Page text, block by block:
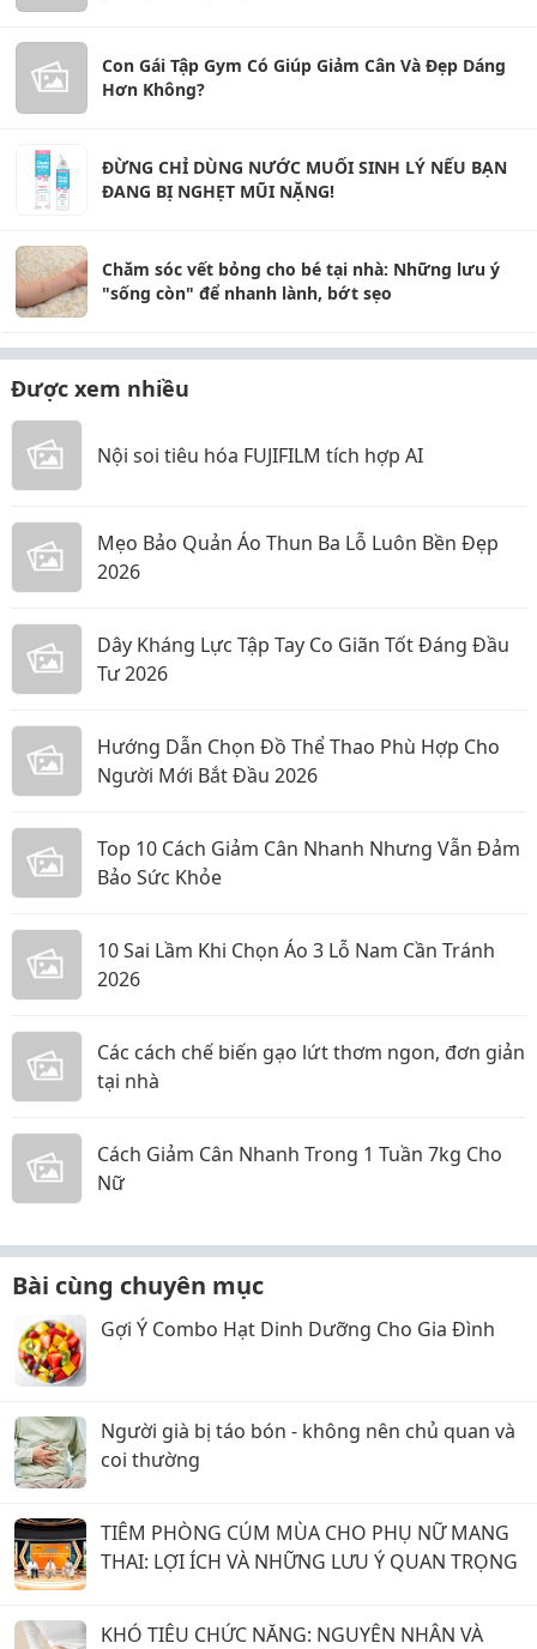
Con Gái Tập Gym Có Giúp Giảm Cân Và Đẹp Dáng
Hơn Không?
ĐỪNG CHỈ DÙNG NƯỚC MUỐI SINH LÝ NẾU BẠN
ĐANG BỊ NGHẸT MŨI NẶNG!
Chăm sóc vết bỏng cho bé tại nhà: Những lưu ý
"sống còn" để nhanh lành, bớt sẹo
Được xem nhiều
Nội soi tiêu hóa FUJIFILM tích hợp AI
Mẹo Bảo Quản Áo Thun Ba Lỗ Luôn Bền Đẹp
2026
Dây Kháng Lực Tập Tay Co Giãn Tốt Đáng Đầu
Tư 2026
Hướng Dẫn Chọn Đồ Thể Thao Phù Hợp Cho
Người Mới Bắt Đầu 2026
Top 10 Cách Giảm Cân Nhanh Nhưng Vẫn Đảm
Bảo Sức Khỏe
10 Sai Lầm Khi Chọn Áo 3 Lỗ Nam Cần Tránh
2026
Các cách chế biến gạo lứt thơm ngon, đơn giản
tại nhà
Cách Giảm Cân Nhanh Trong 1 Tuần 7kg Cho
Nữ
Bài cùng chuyên mục
Gợi Ý Combo Hạt Dinh Dưỡng Cho Gia Đình
Người già bị táo bón - không nên chủ quan và
coi thường
TIÊM PHÒNG CÚM MÙA CHO PHỤ NỮ MANG
THAI: LỢI ÍCH VÀ NHỮNG LƯU Ý QUAN TRỌNG
KHÓ TIÊU CHỨC NĂNG: NGUYÊN NHÂN VÀ